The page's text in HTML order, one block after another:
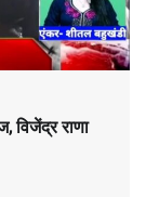
विजेंद्र राणा